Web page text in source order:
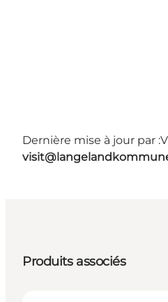
Dernière mise à jour par :
Produits associés